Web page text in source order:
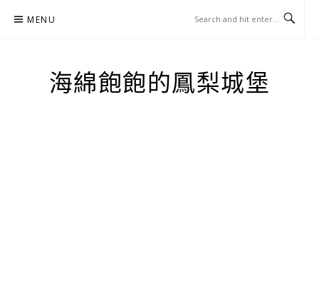
MENU
海綿飽飽的鳳梨城堡